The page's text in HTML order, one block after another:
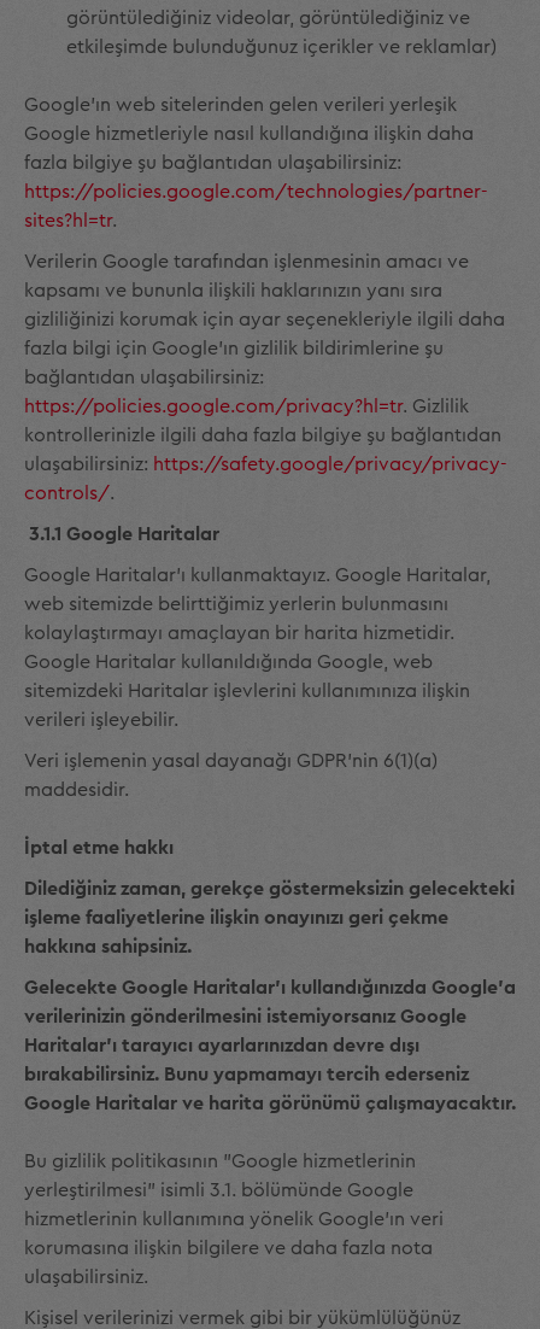
görüntülediğiniz videolar, görüntülediğiniz ve
etkileşimde bulunduğunuz içerikler ve reklamlar)
Google'ın web sitelerinden gelen verileri yerleşik
Google hizmetleriyle nasıl kullandığına ilişkin daha
fazla bilgiye şu bağlantıdan ulaşabilirsiniz:
https://policies.google.com/technologies/partner-
sites?hl=tr.
Verilerin Google tarafından işlenmesinin amacı ve
kapsamı ve bununla ilişkili haklarınızın yanı sıra
gizliliğinizi korumak için ayar seçenekleriyle ilgili daha
fazla bilgi için Google'ın gizlilik bildirimlerine şu
bağlantıdan ulaşabilirsiniz:
https://policies.google.com/privacy?hl=tr. Gizlilik
kontrollerinizle ilgili daha fazla bilgiye şu bağlantıdan
ulaşabilirsiniz: https://safety.google/privacy/privacy-
controls/.
3.1.1 Google Haritalar
Google Haritalar'ı kullanmaktayız. Google Haritalar,
web sitemizde belirttiğimiz yerlerin bulunmasını
kolaylaştırmayı amaçlayan bir harita hizmetidir.
Google Haritalar kullanıldığında Google, web
sitemizdeki Haritalar işlevlerini kullanımınıza ilişkin
verileri işleyebilir.
Veri işlemenin yasal dayanağı GDPR'nin 6(1)(a)
maddesidir.
İptal etme hakkı
Dilediğiniz zaman, gerekçe göstermeksizin gelecekteki
işleme faaliyetlerine ilişkin onayınızı geri çekme
hakkına sahipsiniz.
Gelecekte Google Haritalar'ı kullandığınızda Google'a
verilerinizin gönderilmesini istemiyorsanız Google
Haritalar'ı tarayıcı ayarlarınızdan devre dışı
bırakabilirsiniz. Bunu yapmamayı tercih ederseniz
Google Haritalar ve harita görünümü çalışmayacaktır.
Bu gizlilik politikasının "Google hizmetlerinin
yerleştirilmesi" isimli 3.1. bölümünde Google
hizmetlerinin kullanımına yönelik Google'ın veri
korumasına ilişkin bilgilere ve daha fazla nota
ulaşabilirsiniz.
Kişisel verilerinizi vermek gibi bir yükümlülüğünüz